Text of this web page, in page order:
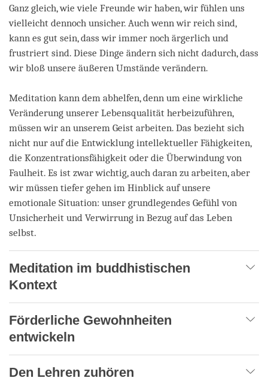
Ganz gleich, wie viele Freunde wir haben, wir fühlen uns
vielleicht dennoch unsicher. Auch wenn wir reich sind,
kann es gut sein, dass wir immer noch ärgerlich und
frustriert sind. Diese Dinge ändern sich nicht dadurch, dass
wir bloß unsere äußeren Umstände verändern.
Meditation kann dem abhelfen, denn um eine wirkliche
Veränderung unserer Lebensqualität herbeizuführen,
müssen wir an unserem Geist arbeiten. Das bezieht sich
nicht nur auf die Entwicklung intellektueller Fähigkeiten,
die Konzentrationsfähigkeit oder die Überwindung von
Faulheit. Es ist zwar wichtig, auch daran zu arbeiten, aber
wir müssen tiefer gehen im Hinblick auf unsere
emotionale Situation: unser grundlegendes Gefühl von
Unsicherheit und Verwirrung in Bezug auf das Leben
selbst.
Meditation im buddhistischen
Kontext
Förderliche Gewohnheiten
entwickeln
Den Lehren zuhören